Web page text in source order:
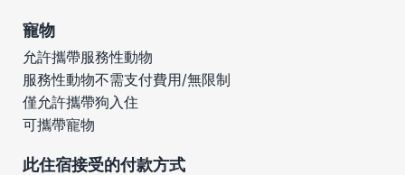
寵物
允許攜帶服務性動物
服務性動物不需支付費用/無限制
僅允許攜帶狗入住
可攜帶寵物
此住宿接受的付款方式